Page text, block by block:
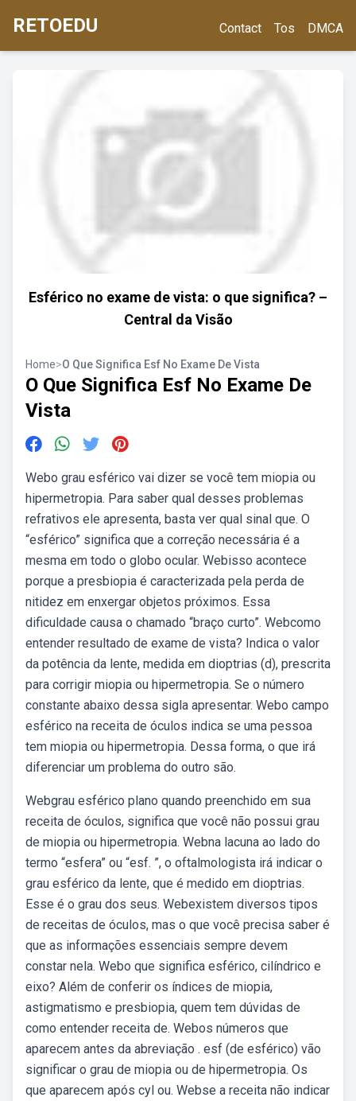
RETOEDU Contact Tos DMCA
Esférico no exame de vista: o que significa? –
Central da Visão
Home>O Que Significa Esf No Exame De Vista
O Que Significa Esf No Exame De
Vista
Webo grau esférico vai dizer se você tem miopia ou
hipermetropia. Para saber qual desses problemas
refrativos ele apresenta, basta ver qual sinal que. O
“esférico” significa que a correção necessária é a
mesma em todo o globo ocular. Webisso acontece
porque a presbiopia é caracterizada pela perda de
nitidez em enxergar objetos próximos. Essa
dificuldade causa o chamado “braço curto”. Webcomo
entender resultado de exame de vista? Indica o valor
da potência da lente, medida em dioptrias (d), prescrita
para corrigir miopia ou hipermetropia. Se o número
constante abaixo dessa sigla apresentar. Webo campo
esférico na receita de óculos indica se uma pessoa
tem miopia ou hipermetropia. Dessa forma, o que irá
diferenciar um problema do outro são.
Webgrau esférico plano quando preenchido em sua
receita de óculos, significa que você não possui grau
de miopia ou hipermetropia. Webna lacuna ao lado do
termo “esfera” ou “esf. ”, o oftalmologista irá indicar o
grau esférico da lente, que é medido em dioptrias.
Esse é o grau dos seus. Webexistem diversos tipos
de receitas de óculos, mas o que você precisa saber é
que as informações essenciais sempre devem
constar nela. Webo que significa esférico, cilíndrico e
eixo? Além de conferir os índices de miopia,
astigmatismo e presbiopia, quem tem dúvidas de
como entender receita de. Webos números que
aparecem antes da abreviação . esf (de esférico) vão
significar o grau de miopia ou de hipermetropia. Os
que aparecem após cyl ou. Webse a receita não indicar